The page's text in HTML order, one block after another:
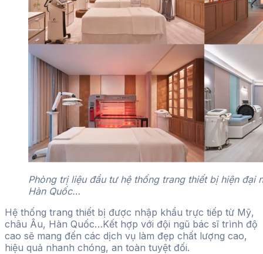
Phòng trị liệu đầu tư hệ thống trang thiết bị hiện đại
Hàn Quốc…
Hệ thống trang thiết bị được nhập khẩu trực tiếp từ Mỹ,
châu Âu, Hàn Quốc…Kết hợp với đội ngũ bác sĩ trình độ
cao sẽ mang đến các dịch vụ làm đẹp chất lượng cao,
hiệu quả nhanh chóng, an toàn tuyệt đối.